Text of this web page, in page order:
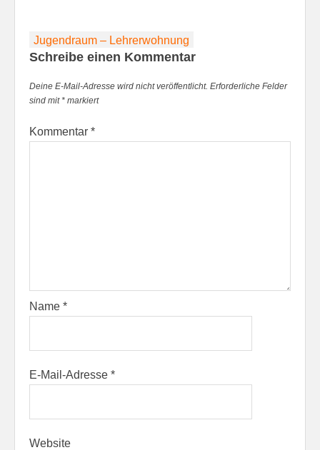
Beitragsnavigation
Jugendraum – Lehrerwohnung
Schreibe einen Kommentar
Deine E-Mail-Adresse wird nicht veröffentlicht. Erforderliche Felder
sind mit* markiert
Kommentar *
Name *
E-Mail-Adresse *
Website